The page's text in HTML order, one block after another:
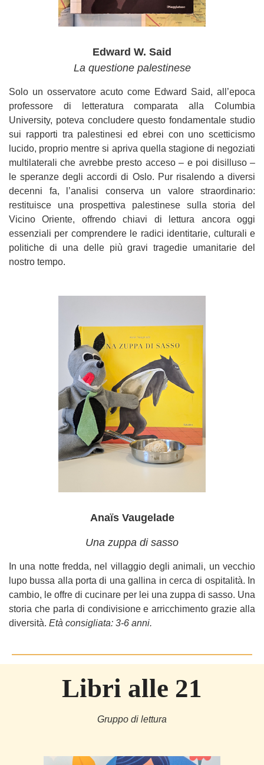
Edward W. Said
La questione palestinese
Solo un osservatore acuto come Edward Said, all’epoca
professore di letteratura comparata alla Columbia
University, poteva concludere questo fondamentale studio
sui rapporti tra palestinesi ed ebrei con uno scetticismo
lucido, proprio mentre si apriva quella stagione di negoziati
multilaterali che avrebbe presto acceso – e poi disilluso –
le speranze degli accordi di Oslo. Pur risalendo a diversi
decenni fa, l’analisi conserva un valore straordinario:
restituisce una prospettiva palestinese sulla storia del
Vicino Oriente, offrendo chiavi di lettura ancora oggi
essenziali per comprendere le radici identitarie, culturali e
politiche di una delle più gravi tragedie umanitarie del
nostro tempo.
Anaïs Vaugelade
Una zuppa di sasso
In una notte fredda, nel villaggio degli animali, un vecchio
lupo bussa alla porta di una gallina in cerca di ospitalità. In
cambio, le offre di cucinare per lei una zuppa di sasso. Una
storia che parla di condivisione e arricchimento grazie alla
diversità. Età consigliata: 3-6 anni.
Libri alle 21
Gruppo di lettura